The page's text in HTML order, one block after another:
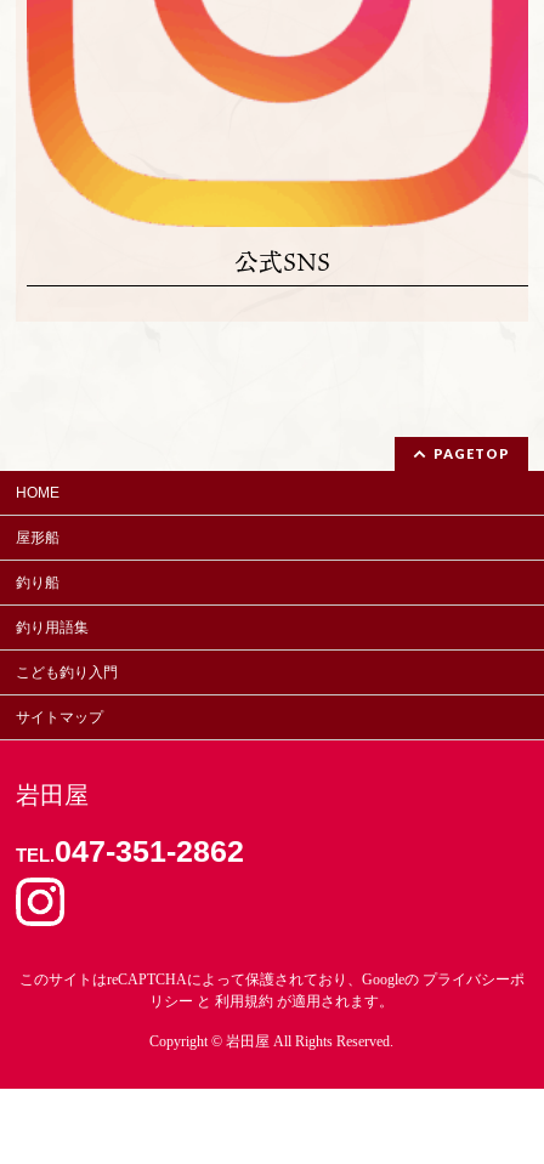
公式SNS
PAGETOP
HOME
屋形船
釣り船
釣り用語集
こども釣り入門
サイトマップ
岩田屋
TEL.047-351-2862
このサイトはreCAPTCHAによって保護されており、Googleの プライバシーポ
リシー と利用規約 が適用されます。
Copyright ©岩田屋 All Rights Reserved.